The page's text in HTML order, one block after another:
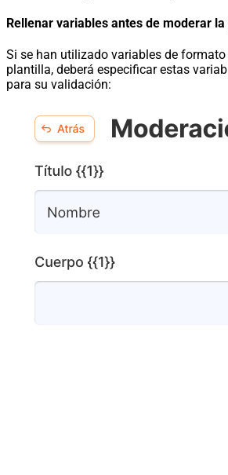
Rellenar variables antes de moderar
Si se han utilizado variables de formato
plantilla, deberá especificar estas
para su validación: